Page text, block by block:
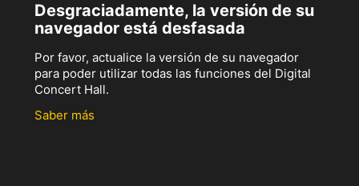
Desgraciadamente, la versión de su
navegador está desfasada
Por favor, actualice la versión de su navegador
para poder utilizar todas las funciones del Digital
Concert Hall.
Saber más